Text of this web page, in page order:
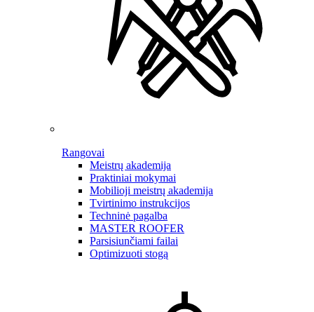
Rangovai
Meistrų akademija
Praktiniai mokymai
Mobilioji meistrų akademija
Tvirtinimo instrukcijos
Techninė pagalba
MASTER ROOFER
Parsisiunčiami failai
Optimizuoti stogą